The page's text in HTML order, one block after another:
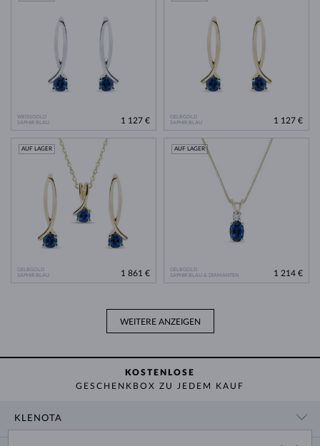
WEISSGOLD
SAPHIR BLAU
1 127 €
GELBGOLD
SAPHIR BLAU
1 127 €
GELBGOLD
SAPHIR BLAU
AUF LAGER
1 861 €
GELBGOLD
SAPHIR BLAU & DIAMANTEN
AUF LAGER
1 214 €
WEITERE ANZEIGEN
KOSTENLOSE
GESCHENKBOX ZU JEDEM KAUF
KLENOTA